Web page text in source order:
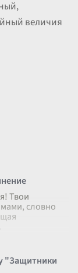
величия
Твои
словно
"Защитники